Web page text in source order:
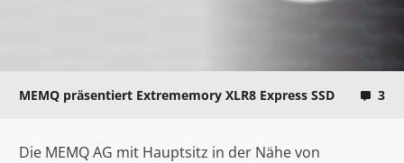
MEMQ präsentiert Extrememory XLR8 Express SSD 3
Die MEMQ AG mit Hauptsitz in der Nähe von